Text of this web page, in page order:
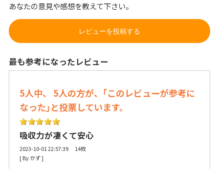
あなたの意見や感想を教えて下さい。
レビューを投稿する
最も参考になったレビュー
5人中、 5人の方が、｢このレビューが参考に
なった｣と投票しています。
吸収力が凄くて安心
2023-10-01 22:57:39 14枚
[ By かず ]